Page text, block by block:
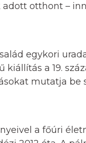
otthont –
egykori
a 19.
mutatja be
a főúri